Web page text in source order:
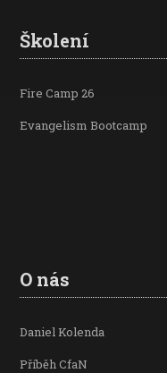
Školení
Fire Camp 26
Evangelism Bootcamp
O nás
Daniel Kolenda
Příběh CfaN